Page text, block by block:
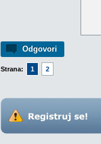
Odgovori
Strana: 1 2